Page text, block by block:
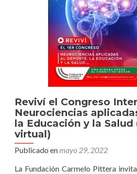
Reviví el Congreso
Neurociencias
la Educación y la Salud
virtual)
Publicado en mayo 29, 2022
La Fundación Carmelo Pittera